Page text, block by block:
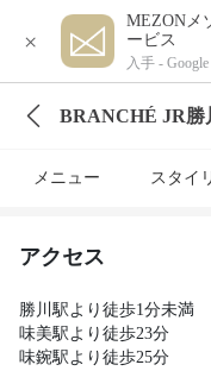
×
MEZONメ
ービス
入手 -
BRANCHÉ JR勝
メニュー スタイ
アクセス
勝川駅より徒歩1分未満
味美駅より徒歩23分
味鋺駅より徒歩25分